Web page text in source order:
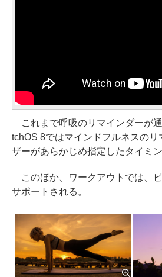
これまで呼吸のリマインダーが
tchOS 8ではマインドフルネスのリ
ザーがあらかじめ指定したタイミ
このほか、ワークアウトでは、
サポートされる。